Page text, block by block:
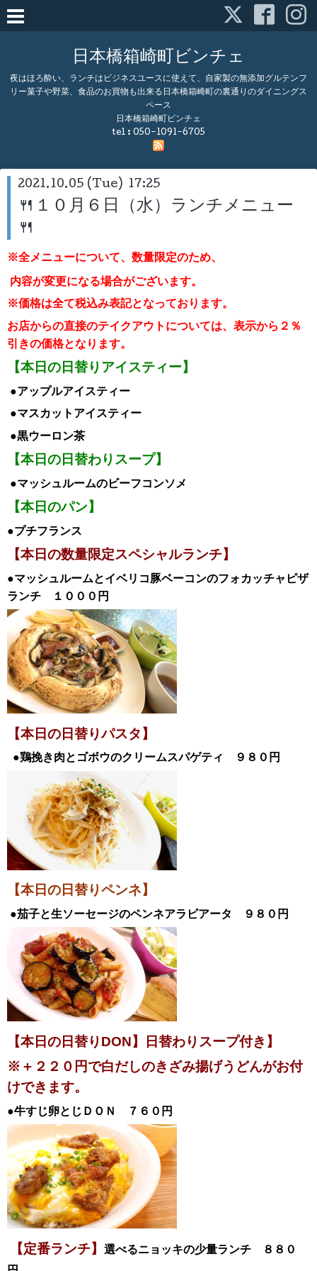
日本橋箱崎町ビンチェ
夜はほろ酔い、ランチはビジネスユースに使えて、自家製の無添加グルテンフ
リー菓子や野菜、食品のお買物も出来る日本橋箱崎町の裏通りのダイニングス
ペース
日本橋箱崎町ビンチェ
tel : 050-1091-6705
2021.10.05 (Tue) 17:25
🍴１０月６日（水）ランチメニュー
🍴
※全メニューについて、数量限定のため、
内容が変更になる場合がございます。
※価格は全て税込み表記となっております。
お店からの直接のテイクアウトについては、表示から２％
引きの価格となります。
【本日の日替りアイスティー】
●アップルアイスティー
●マスカット アイスティー
●黒ウーロン茶
【本日の日替わりスープ】
●マッシュルームのビーフコンソメ
【本日のパン】
●プチフランス
【本日の数量限定スペシャルランチ】
●マッシュルームとイベリコ豚ベーコンのフォカッチャピザ
ランチ １０００円
【本日の日替りパスタ】
●鶏挽き肉とゴボウのクリームスパゲティ ９８０ 円
【本日の日替りペンネ】
●茄子と生ソーセージのペンネアラビアータ ９８０ 円
【本日の日替りDON】日替わりスープ付き 】
※＋２２０円で白だしのきざみ揚げうどんがお付
けできます。
●牛すじ卵とじＤＯＮ ７６０円
【定番ランチ】
選べるニョッキの少量ランチ ８８０